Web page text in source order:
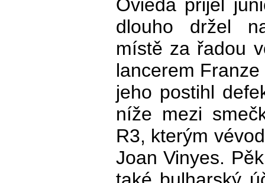
Ovieda přijel
dlouho držel
místě za řadou
lancerem
jeho postihl
níže mezi
R3, kterým
Joan Vinyes.